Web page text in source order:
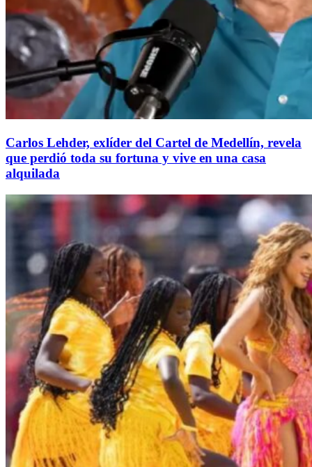
Carlos Lehder, exlíder del Cartel de Medellín, revela
que perdió toda su fortuna y vive en una casa
alquilada